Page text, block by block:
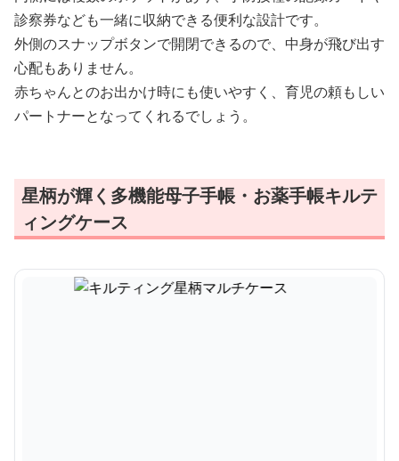
診察券なども一緒に収納できる便利な設計です。
外側のスナップボタンで開閉できるので、中身が飛び出す
心配もありません。
赤ちゃんとのお出かけ時にも使いやすく、育児の頼もしい
パートナーとなってくれるでしょう。
星柄が輝く多機能母子手帳・お薬手帳キルテ
ィングケース